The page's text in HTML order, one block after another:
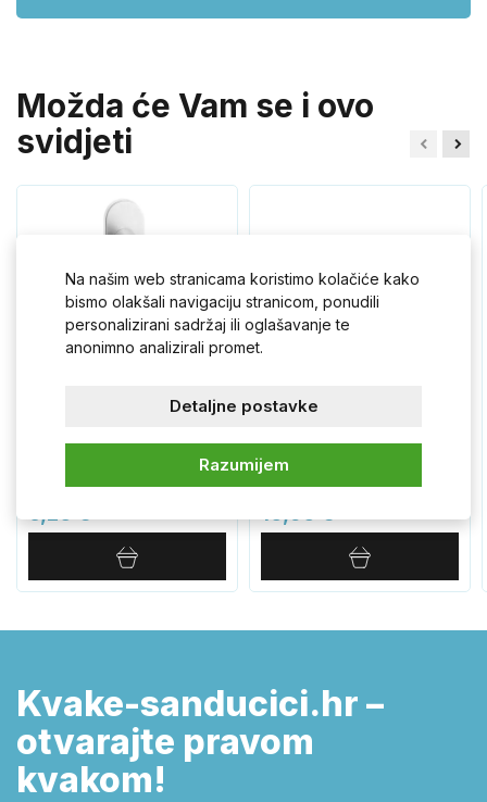
Možda će Vam se i ovo
svidjeti
ručica od nehrđajućeg
nehrđajućeg čelika PNOK
Kvake-sanducici.hr –
otvarajte pravom
kvakom!
Na našim web stranicama koristimo kolačiće kako
bismo olakšali navigaciju stranicom, ponudili
personalizirani sadržaj ili oglašavanje te
anonimno analizirali promet.
Razumijem
Detaljne postavke